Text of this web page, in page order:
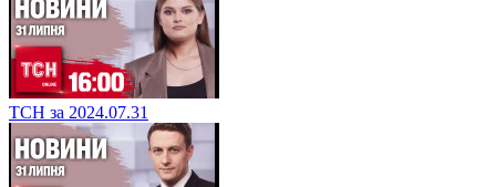
ТСН за 2024.07.31